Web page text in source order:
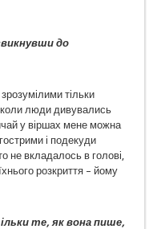
до
тільки
коли люди дивувались
у віршах мене можна
і подекуди
не вкладалось в голові,
розкриття – йому
те, як вона пише,